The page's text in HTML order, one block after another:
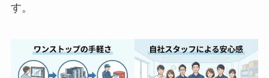
す。